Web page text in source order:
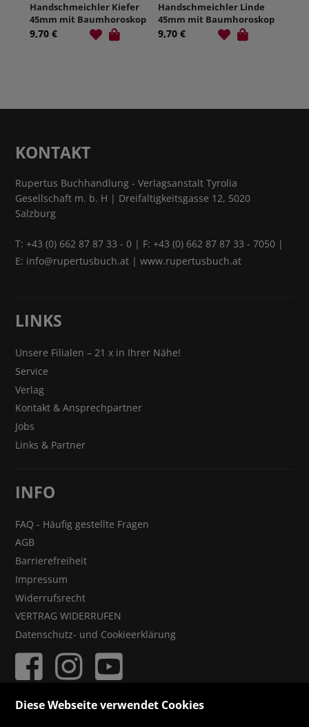
Handschmeichler Kiefer
45mm mit Baumhoroskop
9,70 €
Handschmeichler Linde
45mm mit Baumhoroskop
9,70 €
KONTAKT
Rupertus Buchhandlung - Verlagsanstalt Tyrolia
Gesellschaft m. b. H | Dreifaltigkeitsgasse 12, 5020
Salzburg
T:+43 (0) 662 87 87 33 - 0 | F: +43 (0) 662 87 87 33 - 7050 |
E: info@rupertusbuch.at |www.rupertusbuch.at
LINKS
Unsere Filialen – 21 x in Ihrer Nähe!
Service
Verlag
Kontakt & Ansprechpartner
Jobs
Links & Partner
INFO
FAQ - Häufig gestellte Fragen
AGB
Barrierefreiheit
Impressum
Widerrufsrecht
VERTRAG WIDERRUFEN
Datenschutz- und Cookieerklärung
Diese Webseite verwendet Cookies